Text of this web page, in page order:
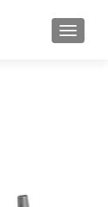
MENU